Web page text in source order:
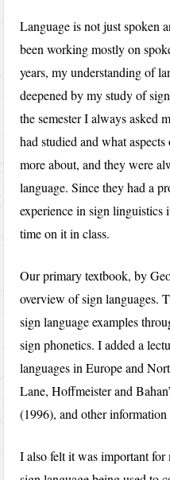
Language is not just spoken
been working mostly on
years, my understanding of
deepened by my study of
the semester I always asked
had studied and what
more about, and they were
language. Since they had a
experience in sign linguistics
time on it in class.
Our primary textbook, by
overview of sign languages.
sign language examples
sign phonetics. I added a
languages in Europe and
Lane, Hoffmeister and
(1996), and other information
I also felt it was important for